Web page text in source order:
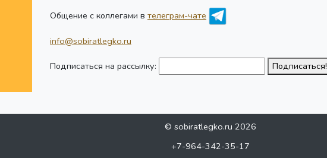
Общение с коллегами в телеграм-чате
info@sobiratlegko.ru
Подписаться на рассылку: Подписаться!
© sobiratlegko.ru 2026
+7-964-342-35-17